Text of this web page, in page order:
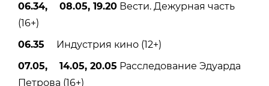
06.34, 08.05, 19.20 Вести. Дежурная часть
(16+)
06.35 Индустрия кино (12+)
07.05, 14.05, 20.05 Расследование Эдуарда
Петрова (16+)